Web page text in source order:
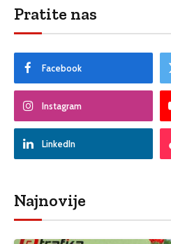
Pratite nas
Facebook
Instagram
LinkedIn
Najnovije